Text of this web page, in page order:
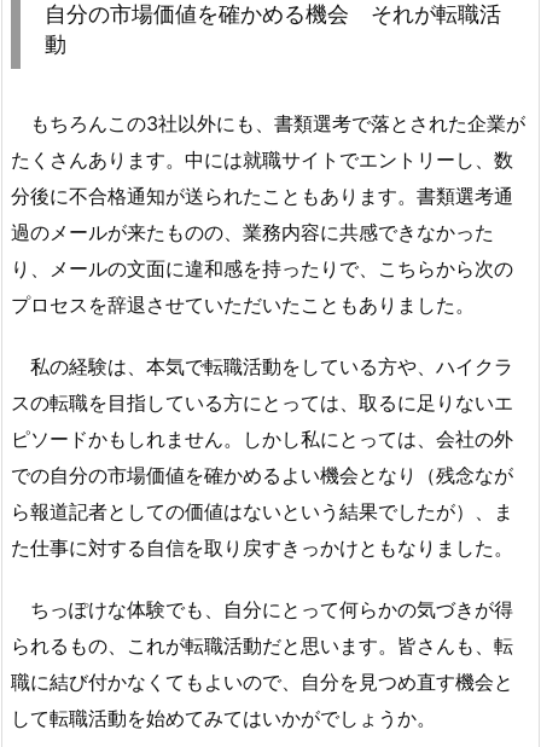
自分の市場価値を確かめる機会 それが転職活
動
もちろんこの3社以外にも、書類選考で落とされた企業が
たくさんあります。中には就職サイトでエントリーし、数
分後に不合格通知が送られたこともあります。書類選考通
過のメールが来たものの、業務内容に共感できなかった
り、メールの文面に違和感を持ったりで、こちらから次の
プロセスを辞退させていただいたこともありました。
私の経験は、本気で転職活動をしている方や、ハイクラ
スの転職を目指している方にとっては、取るに足りないエ
ピソードかもしれません。しかし私にとっては、会社の外
での自分の市場価値を確かめるよい機会となり（残念なが
ら報道記者としての価値はないという結果でしたが）、ま
た仕事に対する自信を取り戻すきっかけともなりました。
ちっぽけな体験でも、自分にとって何らかの気づきが得
られるもの、これが転職活動だと思います。皆さんも、転
職に結び付かなくてもよいので、自分を見つめ直す機会と
して転職活動を始めてみてはいかがでしょうか。